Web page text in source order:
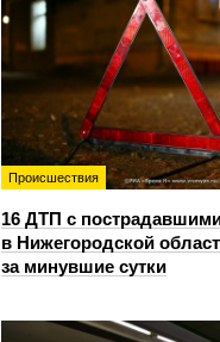
Происшествия
16 ДТП с
в Нижегородской
за минувшие сутки